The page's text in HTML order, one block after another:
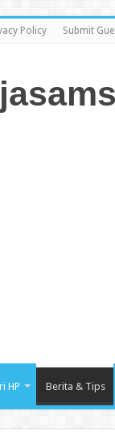
Policy Submit
HP Berita & Tips